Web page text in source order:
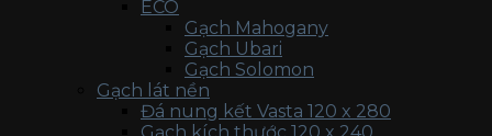
ECO
Gạch Mahogany
Gạch Ubari
Gạch Solomon
Gạch lát nền
Đá nung kết Vasta 120 x 280